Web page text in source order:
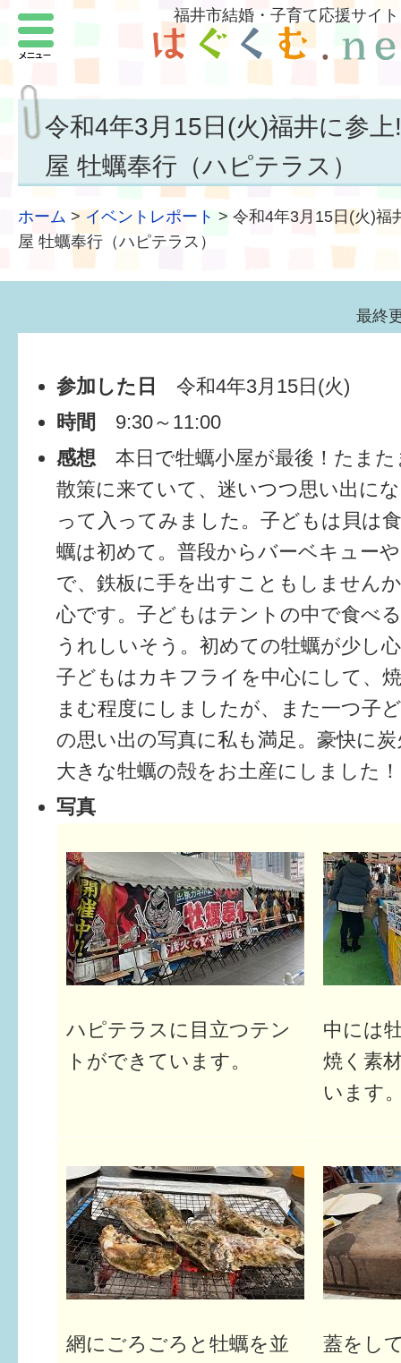
福井市結婚・子育て応援サイト
令和4年3月15日(火)福井に参
屋 牡蠣奉行（ハピテラス）
ホーム > イベントレポート > 令和4年3月15日(火)福
屋 牡蠣奉行（ハピテラス）
最終
参加した日
令和4年3月15日(火)
時間
9:30～11:00
感想 本日で牡蠣小屋が最後！たまた
散策に来ていて、迷いつつ思い出に
って入ってみました。子どもは貝は
蠣は初めて。普段からバーベキュー
で、鉄板に手を出すこともしません
心です。子どもはテントの中で食べ
うれしいそう。初めての牡蠣が少し
子どもはカキフライを中心にして、
まむ程度にしましたが、また一つ子
の思い出の写真に私も満足。豪快に
大きな牡蠣の殻をお土産にしました！
写真
ハピテラスに目立つテン
トができています。
中には
焼く素
います
網にごろごろと牡蠣を並
蓋をし
メニュー
結婚したい
子どもがほしい
福井の子育て環境
もしものときの緊急連絡先
届出・手当・助成
健診・予防接種
仲間づくり・遊び場
子どもを預けたい
入園・入学
相談したい
さまざまな支援
子育てカレンダー
妊娠
出産〜3か月
3か月〜6か月
1歳〜3歳
3歳〜就学前
就学後〜
子育てマップ
イベントレポート
メールマガジン
はぐくむ.net相談コーナー
みんなの知恵袋
子育て情報誌「ほっと」
食育